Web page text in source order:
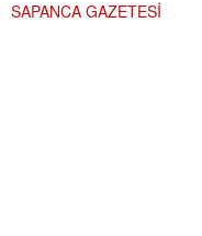
SAPANCA GAZETESİ